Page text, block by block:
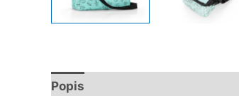
Popis